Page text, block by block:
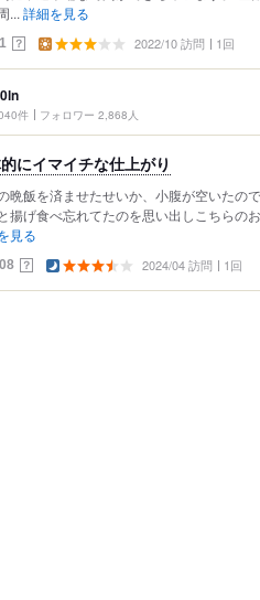
... 詳細を見る
？ 2022/10 訪問 1回
件 フォロワー 2,868人
にイマイチな仕上がり
晩飯を済ませたせいか、小腹が空いたの
揚げ食べ忘れてたのを思い出しこちらの
見る
？ 2024/04 訪問 1回